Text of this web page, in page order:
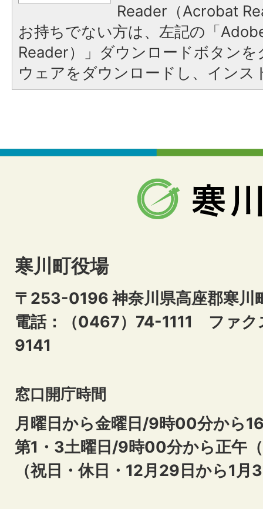
Reader（Acrobat
お持ちでない方は、左記の「
Reader）」ダウンロードボタン
ウェアをダウンロードし、インス
寒川町役場
〒253-0196 神奈川県高座郡寒川
電話：（0467）74-1111 ファ
9141
窓口開庁時間
月曜日から金曜日/9時00分から
第1・3土曜日/9時00分から正午
（祝日・休日・12月29日から1月